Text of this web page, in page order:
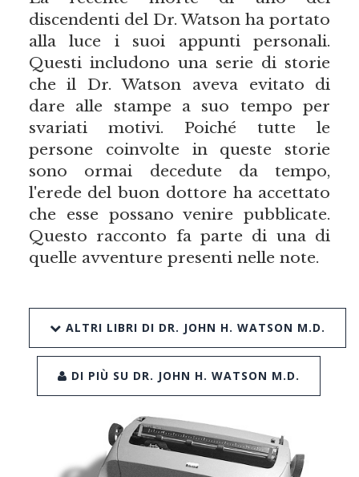
discendenti del Dr. Watson ha portato
alla luce i suoi appunti personali.
Questi includono una serie di storie
che il Dr. Watson aveva evitato di
dare alle stampe a suo tempo per
svariati motivi. Poiché tutte le
persone coinvolte in queste storie
sono ormai decedute da tempo,
l'erede del buon dottore ha accettato
che esse possano venire pubblicate.
Questo racconto fa parte di una di
quelle avventure presenti nelle note.
ALTRI LIBRI DI DR. JOHN H. WATSON M.D.
DI PIÙ SU DR. JOHN H. WATSON M.D.